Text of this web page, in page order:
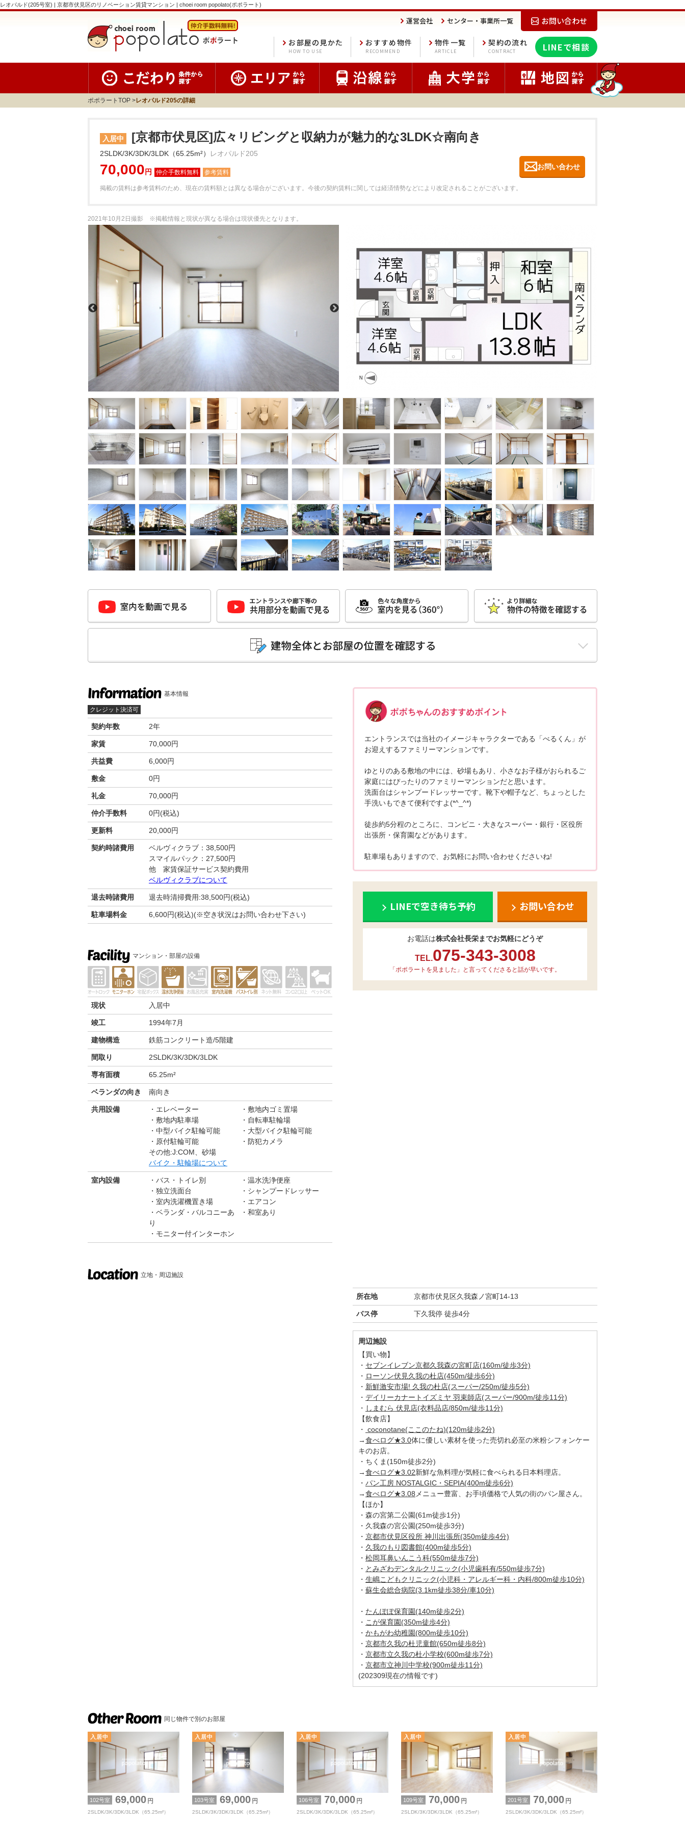
レオパルド(205号室) | 京都市伏見区のリノベーション賃貸マンション | choei room popolato(ポポラート)
お問い合わせ
センター・事業所一覧
運営会社
LINEで相談
契約の流れ
CONTRACT
物件一覧
ARTICLE
おすすめ物件
RECOMMEND
お部屋の見かた
HOW TO USE
ポポラートTOP レオパルド205の詳細
入居中 [京都市伏見区]広々リビングと収納力が魅力的な3LDK☆南向き
2SLDK/3K/3DK/3LDK（65.25m²） レオパルド205
70,000 円 参考賃料
お問い合わせ
掲載の賃料は参考賃料のため、現在の賃料額とは異なる場合がございます。 今後の契約賃料に関しては経済情勢などにより改定されることがございます。
2021年10月2日撮影 ※掲載情報と現状が異なる場合は現状優先となります。
基本情報
クレジット決済可
契約年数 2年
家賃 70,000円
共益費 6,000円
敷金 0円
礼金 70,000円
仲介手数料 0円(税込)
更新料 20,000円
契約時諸費用
ベルヴィクラブ：38,500円
スマイルパック：27,500円
他 家賃保証サービス契約費用
ベルヴィクラブについて
退去時諸費用 退去時清掃費用:38,500円(税込)
駐車場料金 6,600円(税込)(※空き状況はお問い合わせ下さい)
マンション・部屋の設備
現状 入居中
竣工 1994年7月
建物構造 鉄筋コンクリート造/5階建
間取り 2SLDK/3K/3DK/3LDK
専有面積 65.25m²
ベランダの向き 南向き
共用設備 エレベーター
敷地内ゴミ置場
敷地内駐車場
自転車駐輪場
中型バイク駐輪可能
大型バイク駐輪可能
原付駐輪可能
防犯カメラ
その他:J:COM、砂場
バイク・駐輪場について
室内設備 バス・トイレ別
温水洗浄便座
独立洗面台
シャンプードレッサー
室内洗濯機置き場
エアコン
ベランダ・バルコニーあ
り
和室あり
モニター付インターホン
エントランスでは当社のイメージキャラクターである「べるくん」が
お迎えするファミリーマンションです。
ゆとりのある敷地の中には、砂場もあり、小さなお子様がおられるご
家庭にはぴったりのファミリーマンションだと思います。
洗面台はシャンプードレッサーです。靴下や帽子など、ちょっとした
手洗いもできて便利ですよ(*^_^*)
徒歩約5分程のところに、コンビニ・大きなスーパー・銀行・区役所
出張所・保育園などがあります。
駐車場もありますので、お気軽にお問い合わせくださいね!
LINEで空き待ち予約 お問い合わせ
お電話は株式会社長栄までお気軽にどうぞ
TEL.075-343-3008
「ポポラートを見ました」と言ってくださると話が早いです。
立地・周辺施設
所在地 京都市伏見区久我森ノ宮町14-13
バス停 下久我停 徒歩4分
周辺施設
【買い物】
・ セブンイレブン京都久我森の宮町店(160m/徒歩3分)
・ ローソン伏見久我の杜店(450m/徒歩6分)
・ 新鮮激安市場! 久我の杜店(スーパー/250m/徒歩5分)
・ デイリーカナートイズミヤ 羽束師店(スーパー/900m/徒歩11分)
・ しまむら 伏見店(衣料品店/850m/徒歩11分)
【飲食店】
・ coconotane(ここのたね)(120m徒歩2分)
→食べログ★3.0体に優しい素材を使った売切れ必至の米粉シフォンケー
キのお店。
・ちくま(150m徒歩2分)
→食べログ★3.02新鮮な魚料理が気軽に食べられる日本料理店。
・ パン工房 NOSTALGIC・SEPIA(400m徒歩6分)
→食べログ★3.08メニュー豊富、お手頃価格で人気の街のパン屋さん。
【ほか】
・森の宮第二公園(61m徒歩1分)
・久我森の宮公園(250m徒歩3分)
・ 京都市伏見区役所 神川出張所(350m徒歩4分)
・ 久我のもり図書館(400m徒歩5分)
・ 松岡耳鼻いんこう科(550m徒歩7分)
・ とみざわデンタルクリニック(小児歯科有/550m徒歩7分)
・ 生嶋こどもクリニック(小児科・アレルギー科・内科/800m徒歩10分)
・ 蘇生会総合病院(3.1km徒歩38分/車10分)
・ たんぽぽ保育園(140m徒歩2分)
・ こが保育園(350m徒歩4分)
・ かもがわ幼稚園(800m徒歩10分)
・ 京都市久我の杜児童館(650m徒歩8分)
・ 京都市立久我の杜小学校(600m徒歩7分)
・ 京都市立神川中学校(900m徒歩11分)
(202309現在の情報です)
同じ物件で別のお部屋
102号室 69,000 円
2SLDK/3K/3DK/3LDK（65.25m²）
103号室 69,000 円
2SLDK/3K/3DK/3LDK（65.25m²）
106号室 70,000 円
2SLDK/3K/3DK/3LDK（65.25m²）
109号室 70,000 円
2SLDK/3K/3DK/3LDK（65.25m²）
201号室 70,000 円
2SLDK/3K/3DK/3LDK（65.25m²）